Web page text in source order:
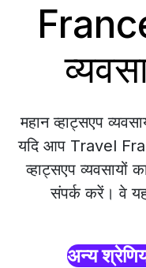
महान व्हाट्सएप
यदि आप Travel
व्हाट्सएप व्यवसायों
संपर्क करें। वे
अन्य